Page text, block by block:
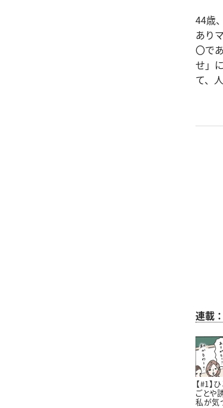
44歳
あり
〇で
せ」
て、
連載
【#1】
ごとや
私が気